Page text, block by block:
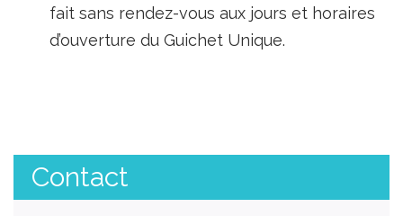
fait sans rendez-vous aux jours et horaires
d’ouverture du Guichet Unique.
Contact